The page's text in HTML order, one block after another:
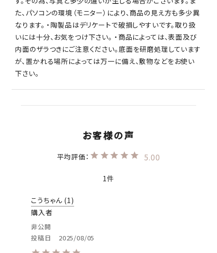
た、パソコンの環境（モニター）により、商品の見え方も多少異
なります。 ・陶製品はデリケートで破損しやすいです。取り扱
いには十分、お気をつけ下さい。 ・商品によっては、表面及び
内面のザラつきにご注意ください。底面を研磨処理しています
が、置かれる場所によっては万一に備え、敷物などをお使い
下さい。
5.00
1
こうちゃん 1
購入者
非公開
投稿日
2025/08/05